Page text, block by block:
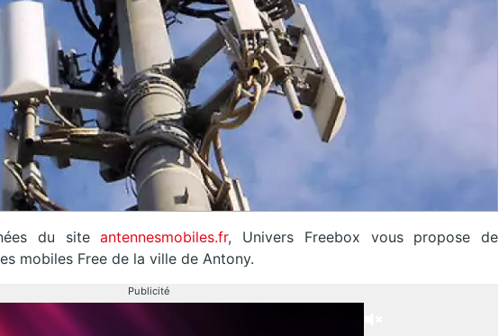
du siteantennesmobiles.fr, Univers Freebox vous propose de
mobiles Free de la ville de Antony.
Publicité